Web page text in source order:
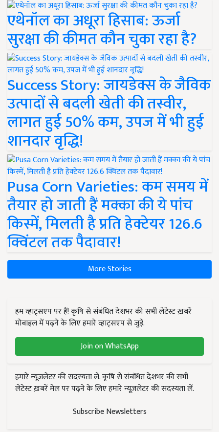
एथेनॉल का अधूरा हिसाब: ऊर्जा
सुरक्षा की कीमत कौन चुका रहा है?
Success Story: जायडेक्स के जैविक
उत्पादों से बदली खेती की तस्वीर,
लागत हुई 50% कम, उपज में भी हुई
शानदार वृद्धि!
Pusa Corn Varieties: कम समय में
तैयार हो जाती हैं मक्का की ये पांच
किस्में, मिलती है प्रति हेक्टेयर 126.6
क्विंटल तक पैदावार!
More Stories
हम व्हाट्सएप पर हैं! कृषि से संबंधित देशभर की सभी लेटेस्ट ख़बरें
मोबाइल में पढ़ने के लिए हमारे व्हाट्सएप से जुड़ें.
Join on WhatsApp
हमारे न्यूज़लेटर की सदस्यता लें. कृषि से संबंधित देशभर की सभी
लेटेस्ट ख़बरें मेल पर पढ़ने के लिए हमारे न्यूज़लेटर की सदस्यता लें.
Subscribe Newsletters